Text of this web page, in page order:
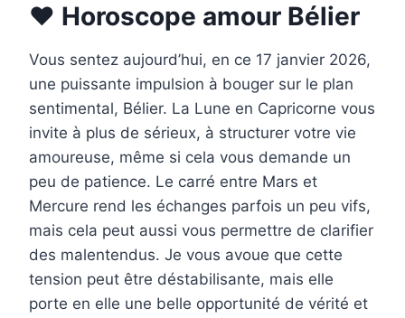
❤️ Horoscope amour Bélier
Vous sentez aujourd’hui, en ce 17 janvier 2026,
une puissante impulsion à bouger sur le plan
sentimental, Bélier. La Lune en Capricorne vous
invite à plus de sérieux, à structurer votre vie
amoureuse, même si cela vous demande un
peu de patience. Le carré entre Mars et
Mercure rend les échanges parfois un peu vifs,
mais cela peut aussi vous permettre de clarifier
des malentendus. Je vous avoue que cette
tension peut être déstabilisante, mais elle
porte en elle une belle opportunité de vérité et